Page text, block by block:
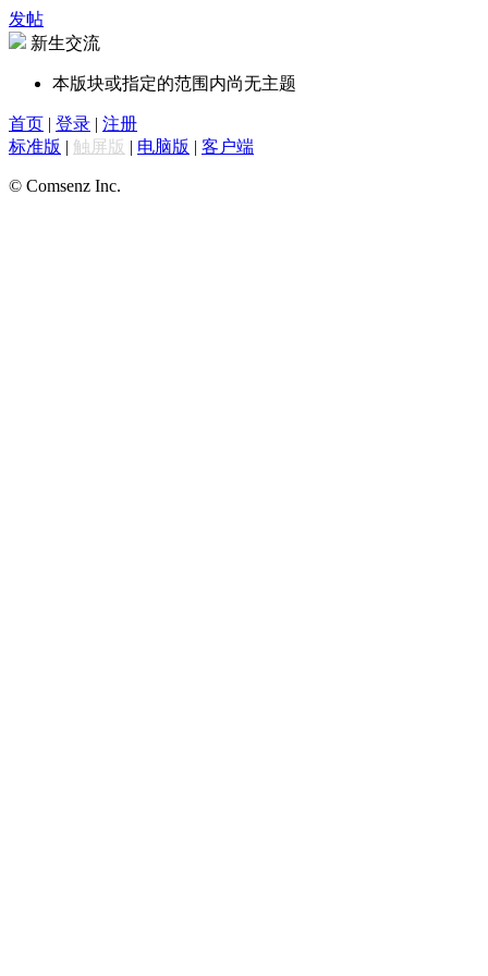
发帖
新生交流
本版块或指定的范围内尚无主题
首页 | 登录 | 注册
标准版 | 触屏版 | 电脑版 | 客户端
© Comsenz Inc.